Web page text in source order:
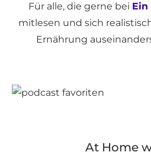
Für alle, die gerne bei
mitlesen und sich
Ernährung
At Home